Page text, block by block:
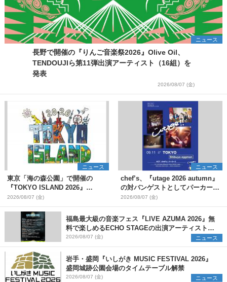
ニュース
長野で開催の『りんご音楽祭2026』Olive Oil、
TENDOUJIら第11弾出演アーティスト（16組）を
発表
2026/08/07 (金)
ニュース
東京「海の森公園」で開催の
『TOKYO ISLAND 2026』
BIGMAMA、flumpoolら第3弾出
演者7組を発表 ワークショッ
プ・アート出展者を募集
2026/08/07 (金)
ニュース
chef’s、『utage 2026 autumn』
の対バンゲストとしてパーカーズ
を発表
2026/08/07 (金)
福島最大級の音楽フェス『LIVE AZUMA 2026』無
料で楽しめるECHO STAGEの出演アーティストを
発表
2026/08/07 (金) ニュース
岩手・盛岡『いしがき MUSIC FESTIVAL 2026』
盛岡城跡公園会場のタイムテーブル解禁
2026/08/07 (金) ニュース